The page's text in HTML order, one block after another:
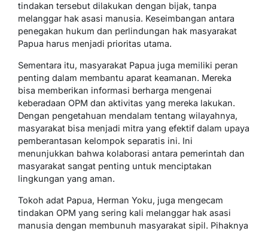
tindakan tersebut dilakukan dengan bijak, tanpa
melanggar hak asasi manusia. Keseimbangan antara
penegakan hukum dan perlindungan hak masyarakat
Papua harus menjadi prioritas utama.
Sementara itu, masyarakat Papua juga memiliki peran
penting dalam membantu aparat keamanan. Mereka
bisa memberikan informasi berharga mengenai
keberadaan OPM dan aktivitas yang mereka lakukan.
Dengan pengetahuan mendalam tentang wilayahnya,
masyarakat bisa menjadi mitra yang efektif dalam upaya
pemberantasan kelompok separatis ini. Ini
menunjukkan bahwa kolaborasi antara pemerintah dan
masyarakat sangat penting untuk menciptakan
lingkungan yang aman.
Tokoh adat Papua, Herman Yoku, juga mengecam
tindakan OPM yang sering kali melanggar hak asasi
manusia dengan membunuh masyarakat sipil. Pihaknya